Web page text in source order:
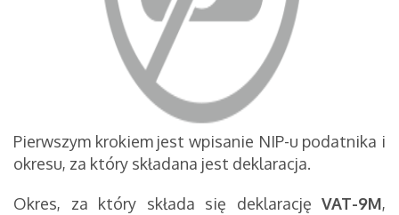
Pierwszym krokiem jest wpisanie NIP-u podatnika i
okresu, za który składana jest deklaracja.
Okres, za który składa się deklarację VAT-9M,